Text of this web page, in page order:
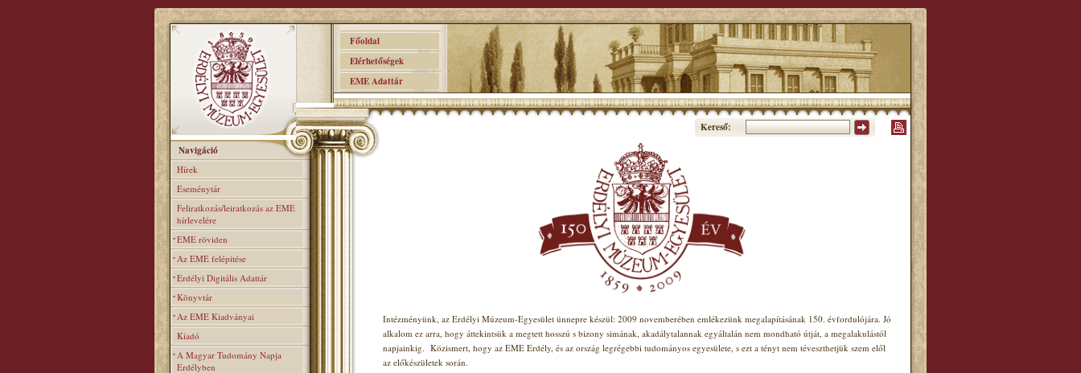
Főoldal
Elérhetőségek
EME Adattár
Kereső:
Navigáció
Hírek
Eseménytár
Feliratkozás/leiratkozás az EME
hírlevelére
EME röviden
Az EME felépitése
Erdélyi Digitális Adattár
Könyvtár
Az EME Kiadványai
Kiadó
A Magyar Tudomány Napja
Erdélyben
Intézményünk, az Erdélyi Múzeum-Egyesület ünnepre készül: 2009 novemberében emlékezünk megalapításának 150. évfordulójára. Jó
alkalom ez arra, hogy áttekintsük a megtett hosszú s bizony simának, akadálytalannak egyáltalán nem mondható útját, a megalakulástól
napjainkig. Közismert, hogy az EME Erdély, és az ország legrégebbi tudományos egyesülete, s ezt a tényt nem téveszthetjük szem elől
az előkészületek során.